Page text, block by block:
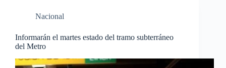
Nacional
Informarán el martes estado del tramo subterráneo
del Metro